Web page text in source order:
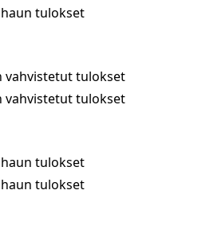
tulokset
vahvistetut tulokset
vahvistetut tulokset
tulokset
tulokset